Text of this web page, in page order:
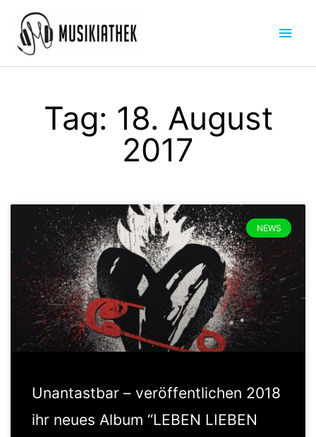
Inhalt
springen
Tag: 18. August
2017
NEWS
Unantastbar – veröffentlichen 2018
ihr neues Album “LEBEN LIEBEN